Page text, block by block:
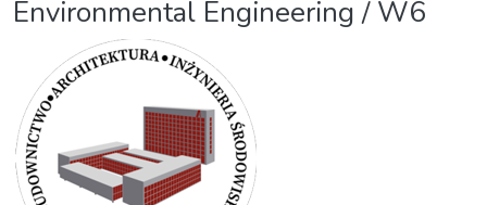
Environmental Engineering / W6